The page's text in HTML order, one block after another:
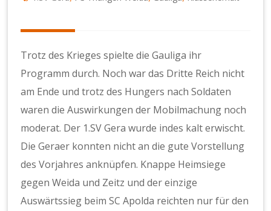
Trotz des Krieges spielte die Gauliga ihr
Programm durch. Noch war das Dritte Reich nicht
am Ende und trotz des Hungers nach Soldaten
waren die Auswirkungen der Mobilmachung noch
moderat. Der 1.SV Gera wurde indes kalt erwischt.
Die Geraer konnten nicht an die gute Vorstellung
des Vorjahres anknüpfen. Knappe Heimsiege
gegen Weida und Zeitz und der einzige
Auswärtssieg beim SC Apolda reichten nur für den